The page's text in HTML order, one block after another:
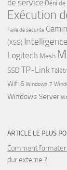
de service Déni
Exécution
Faille de sécurité
(XSS)
Logitech Mesh
SSD TP-Link
Wifi 6 Windows 7
Windows Server
ARTICLE LE PLUS
Comment
dur externe ?